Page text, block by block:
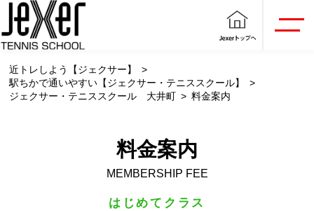
近トレしよう【ジェクサー】
駅ちかで通いやすい【ジェクサー・テニススクール】
ジェクサー・テニススクール 大井町
料金案内
料金案内
MEMBERSHIP FEE
はじめてクラス